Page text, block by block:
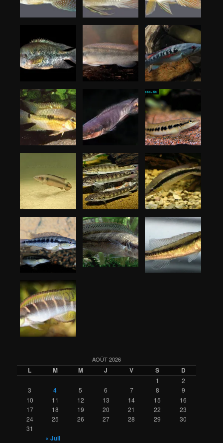
AOÛT 2026
L M M J V S D
1
2
3
4 5 6 7 8
9
10
11 12 13 14 15
16
17
18 19 20 21 22
23
24
25 26 27 28 29
30
31
« Juil